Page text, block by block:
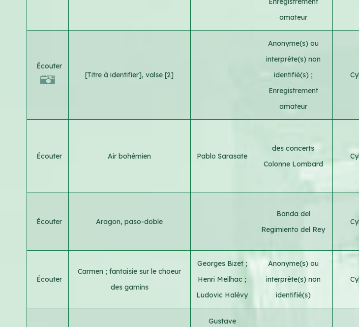
amateur
Écouter
[Titre à identifier], valse [2]
Anonyme(s) ou
interprète(s) non
identifié(s) ;
Enregistrement
amateur
Écouter Air bohémien Pablo Sarasate
des concerts
Colonne Lombard
Écouter Aragon, paso-doble
Banda del
Regimiento del Rey
Écouter
Carmen ; fantaisie sur le choeur
des gamins
Georges Bizet ;
Henri Meilhac ;
Ludovic Halévy
Anonyme(s) ou
interprète(s) non
identifié(s)
Gustave